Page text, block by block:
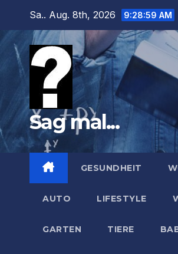
springen
Sa.. Aug. 8th, 2026 9:29:00 AM
Sag mal...
GESUNDHEIT
AUTO LIFESTYLE
GARTEN TIERE